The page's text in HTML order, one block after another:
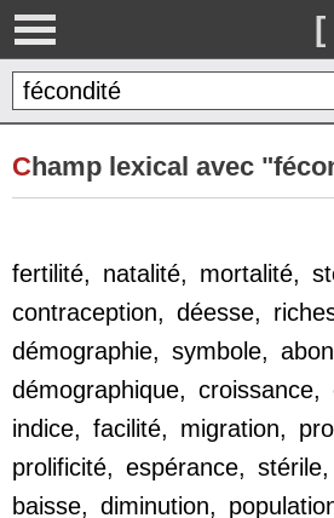
[
Champ lexical avec
fertilité, natalité, mortalité,
contraception, déesse,
démographie, symbole,
démographique, croissance,
indice, facilité, migration,
prolificité, espérance, stérile,
baisse, diminution,